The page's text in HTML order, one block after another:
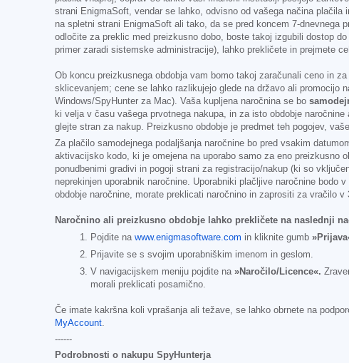
strani EnigmaSoft, vendar se lahko, odvisno od vašega načina
na spletni strani EnigmaSoft ali tako, da se pred koncem 7-dnevnega
odločite za preklic med preizkusno dobo, boste takoj izgubili dostop
primer zaradi sistemske administracije), lahko prekličete in prejmete
Ob koncu preizkusnega obdobja vam bomo takoj zaračunali ceno in
sklicevanjem; cene se lahko razlikujejo glede na državo ali promocijo
Windows/SpyHunter za Mac). Vaša kupljena naročnina se bo
ki velja v času vašega prvotnega nakupa, in za isto obdobje
glejte stran za nakup. Preizkusno obdobje je predmet teh pogojev,
Za plačilo samodejnega podaljšanja naročnine bo pred vsakim
aktivacijsko kodo, ki je omejena na uporabo samo za eno preizkusno
ponudbenimi gradivi in pogoji strani za registracijo/nakup (ki so
neprekinjen uporabnik naročnine. Uporabniki plačljive naročnine
obdobje naročnine, morate preklicati naročnino in zaprositi za vračilo
Naročnino ali preizkusno obdobje lahko prekličete na naslednji
Pojdite na www.enigmasoftware.com in kliknite gumb
Prijavite se s svojim uporabniškim imenom in geslom.
V navigacijskem meniju pojdite na »Naročilo/Licence«.
morali preklicati posamično.
Če imate kakršna koli vprašanja ali težave, se lahko obrnete na
MyAccount.
------
Podrobnosti o nakupu SpyHunterja